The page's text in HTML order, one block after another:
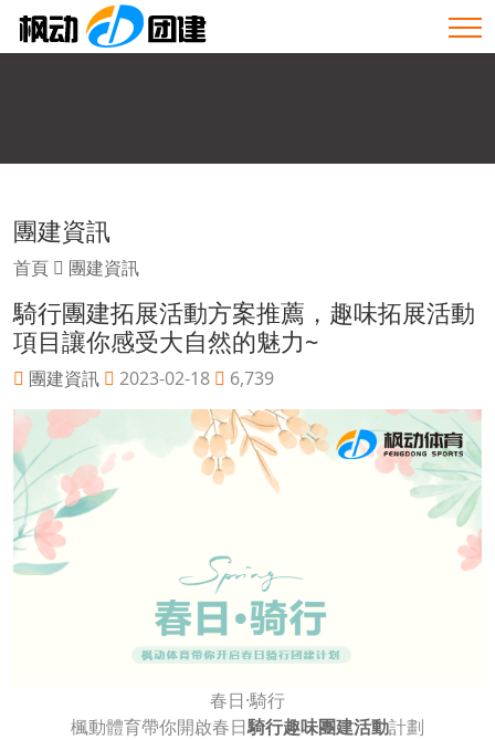
團建資訊
首頁 團建資訊
騎行團建拓展活動方案推薦，趣味拓展活動
項目讓你感受大自然的魅力~
團建資訊 2023-02-18 6,739
春日·騎行
楓動體育帶你開啟春日騎行趣味團建活動計劃